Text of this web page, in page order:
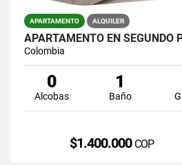
APARTAMENTO ALQUILER
Colombia
0
Alcobas
1
Baño
$1.400.000 COP